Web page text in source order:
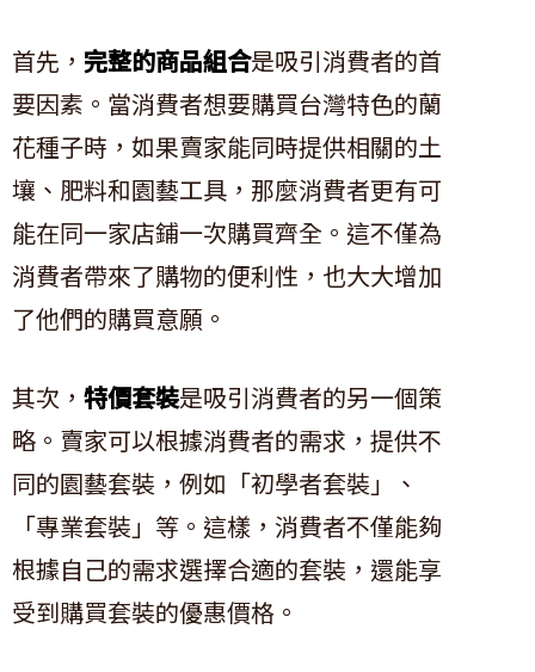
首先， 完整的商品組合是吸引消費者的首
要因素。當消費者想要購買台灣特色的蘭
花種子時，如果賣家能同時提供相關的土
壤、肥料和園藝工具，那麼消費者更有可
能在同一家店鋪一次購買齊全。這不僅為
消費者帶來了購物的便利性，也大大增加
了他們的購買意願。
其次， 特價套裝是吸引消費者的另一個策
略。賣家可以根據消費者的需求，提供不
同的園藝套裝，例如「初學者套裝」、
「專業套裝」等。這樣，消費者不僅能夠
根據自己的需求選擇合適的套裝，還能享
受到購買套裝的優惠價格。